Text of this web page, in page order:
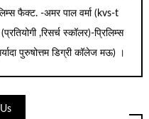
फैक्ट. -अमर पाल वर्मा (kvs-t
,रिसर्च स्कॉलर)-प्रिलिम्स
पुरुषोत्तम डिग्री कॉलेज मऊ) ।